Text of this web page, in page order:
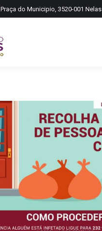
Praça do Municipio, 3520-001 Nelas